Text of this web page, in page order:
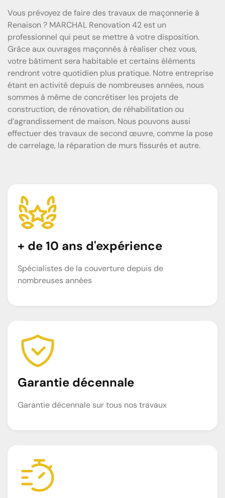
Vous prévoyez de faire des travaux de maçonnerie à
Renaison ? MARCHAL Renovation 42 est un
professionnel qui peut se mettre à votre disposition.
Grâce aux ouvrages maçonnés à réaliser chez vous,
votre bâtiment sera habitable et certains éléments
rendront votre quotidien plus pratique. Notre entreprise
étant en activité depuis de nombreuses années, nous
sommes à même de concrétiser les projets de
construction, de rénovation, de réhabilitation ou
d’agrandissement de maison. Nous pouvons aussi
effectuer des travaux de second œuvre, comme la pose
de carrelage, la réparation de murs fissurés et autre.
+ de 10 ans d'expérience
Spécialistes de la couverture depuis de
nombreuses années
Garantie décennale
Garantie décennale sur tous nos travaux